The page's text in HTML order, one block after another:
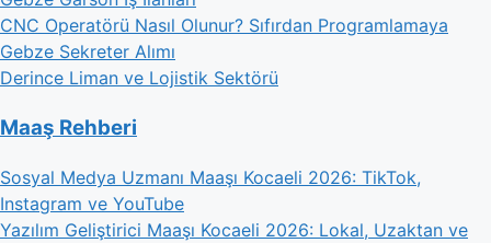
CNC Operatörü Nasıl Olunur? Sıfırdan Programlamaya
Gebze Sekreter Alımı
Derince Liman ve Lojistik Sektörü
Maaş Rehberi
Sosyal Medya Uzmanı Maaşı Kocaeli 2026: TikTok,
Instagram ve YouTube
Yazılım Geliştirici Maaşı Kocaeli 2026: Lokal, Uzaktan ve